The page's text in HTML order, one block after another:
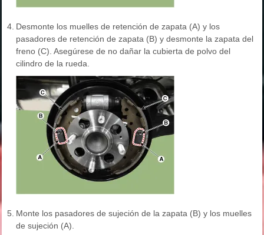
4. Desmonte los muelles de retención de zapata (A) y los
pasadores de retención de zapata (B) y desmonte la zapata del
freno (C). Asegúrese de no dañar la cubierta de polvo del
cilindro de la rueda.
5. Monte los pasadores de sujeción de la zapata (B) y los muelles
de sujeción (A).